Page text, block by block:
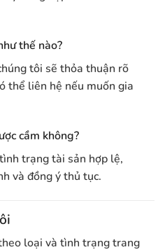
thế nào?
tôi sẽ thỏa thuận rõ
thể liên hệ nếu muốn gia
cầm không?
trạng tài sản hợp lệ,
và đồng ý thủ tục.
loại và tình trạng trang